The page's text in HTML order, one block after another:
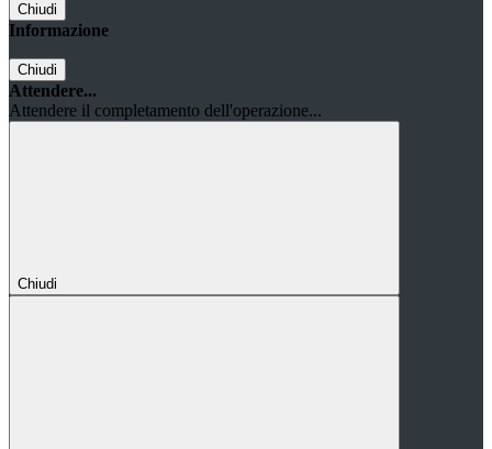
Chiudi
Informazione
Chiudi
Attendere...
Attendere il completamento dell'operazione...
Chiudi